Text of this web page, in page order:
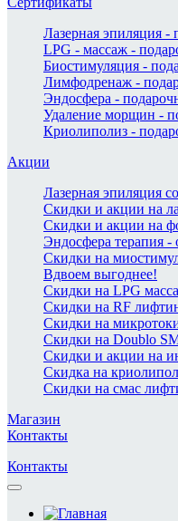
Лазерная эпиляция -
LPG - массаж -
Биостимуляция -
Лимфодренаж -
Эндосфера -
Удаление морщин -
Криолиполиз -
Акции
Лазерная эпиляция
Скидки и акции на
Скидки и акции на
Эндосфера терапия -
Скидки на
Вдвоем выгоднее!
Скидки на LPG
Скидки на RF
Скидки на
Скидки на Doublo
Скидки и акции на
Скидка на
Скидки на смас
Магазин
Контакты
Контакты